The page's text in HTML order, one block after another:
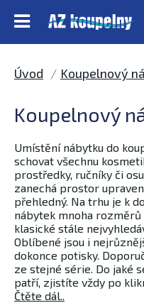
Úvod Koupelnový
Koupelnový
Umístění nábytku do
schovat všechnu
prostředky, ručníky či
zanechá prostor
přehledný. Na trhu je k
nábytek mnoha
klasické stále
Oblíbené jsou i
dokonce potisky.
ze stejné série. Do jaké
patří, zjistíte vždy po
Čtěte dál..